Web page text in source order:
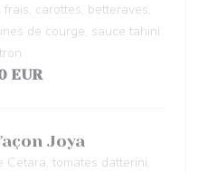
carottes, betteraves,
de courge, sauce tahini
EUR
Joya
Cetara, tomates datterini,